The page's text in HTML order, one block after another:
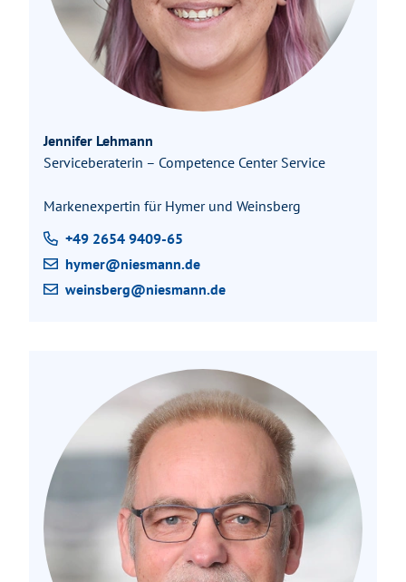
Jennifer Lehmann
Serviceberaterin – Competence Center Service
Markenexpertin für Hymer und Weinsberg
+49 2654 9409-65
hymer@niesmann.de
weinsberg@niesmann.de